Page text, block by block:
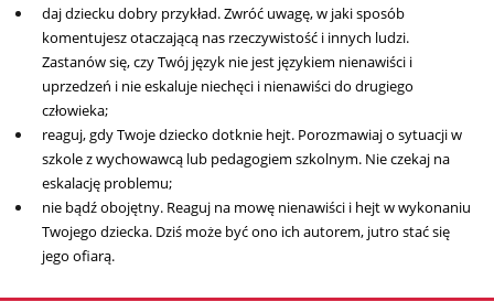
daj dziecku dobry przykład. Zwróć uwagę, w jaki sposób
komentujesz otaczającą nas rzeczywistość i innych ludzi.
Zastanów się, czy Twój język nie jest językiem nienawiści i
uprzedzeń i nie eskaluje niechęci i nienawiści do drugiego
człowieka;
reaguj, gdy Twoje dziecko dotknie hejt. Porozmawiaj o sytuacji w
szkole z wychowawcą lub pedagogiem szkolnym. Nie czekaj na
eskalację problemu;
nie bądź obojętny. Reaguj na mowę nienawiści i hejt w wykonaniu
Twojego dziecka. Dziś może być ono ich autorem, jutro stać się
jego ofiarą.